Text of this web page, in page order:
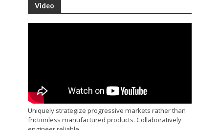
Video
Uniquely strategize progressive markets rather than
frictionless manufactured products. Collaboratively